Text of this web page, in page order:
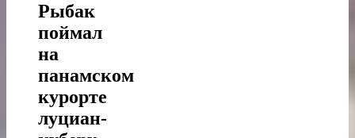
Рыбак
поймал
на
панамском
курорте
луциан-